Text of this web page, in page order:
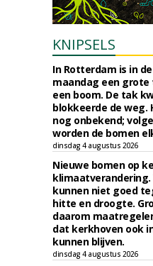
KNIPSELS
In Rotterdam is in
maandag een
een boom. De tak
blokkeerde de weg.
nog onbekend;
worden de bomen
dinsdag 4 augustus 2026
Nieuwe bomen op
kunnen niet goed
hitte en droogte.
daarom
dat kerkhoven ook
kunnen blijven.
dinsdag 4 augustus 2026